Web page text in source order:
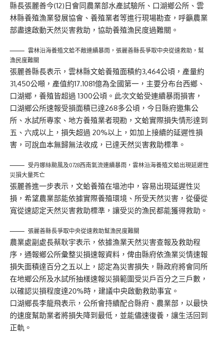
縣長張麗善今(12)日會同農業部水產試驗所、口湖鄉公所、雲
林縣養殖漁業發展協會、養殖業者等進行現場勘查，呼籲農業
部盡速啟動天然災害救助，協助養殖漁民度過難關。
雲林沿海養殖文蛤不敵連續暴雨，張麗善縣長爭取中央從速救助，幫
漁民度難關
張麗善縣長表示，雲林縣文蛤養殖面積約3,464公頃，產量約
31,450公噸，產值約17.1081億為全國第一，主要分布台西鄉、
口湖鄉，養殖皆超過 1300公頃。此次文蛤受連續暴雨損害，
口湖鄉公所速報受損面積已達268多公頃，今日縣府邀集公
所、水試所專家、地方養殖業者現勘，文蛤實際損失情形達到
五、六成以上，損失超過 20%以上，如加上接續的延遲性損
害，可說血本無歸無法收成，已達天然災害救助標準。
受丹娜絲颱風及0728西南氣流連續暴雨，雲林沿海養殖文蛤出現延遲性
災損大量死亡
張麗善進一步表示，文蛤養殖在塭池中，容易出現延遲性災
損，希望農業部能依據實際養殖環境、所受天然災害，從優從
寬從速認定天然災害救助標準，讓受災的漁民都能獲得救助。
張麗善縣長爭取中央從速救助幫漁民度難關
農業處副處長蔡耿宇表示，依據漁業天然災害查報及救助程
序，通報鄉公所彙整災損速報資料，俾由縣府依漁業災情速報
損失面積達百分之五以上，認定為災害損失，縣政府將會同所
在地鄉公所及水試所抽樣速報災損範圍受災戶百分之三戶數，
以確認災損程度達20%時，建議中央啟動救助事宜。
口湖鄉長李龍飛表示，公所會持續配合縣府、農業部，以最快
的速度幫助業者將損失降到最低，並能儘速復養，讓生活回到
正軌。